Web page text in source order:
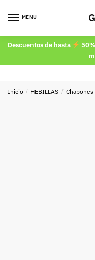
MENU
Descuentos de hasta
Inicio / HEBILLAS / Chapones